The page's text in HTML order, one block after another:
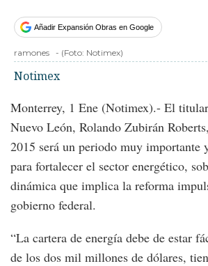
Añadir Expansión Obras en Google
ramones - (Foto: Notimex)
Notimex
Monterrey, 1 Ene (Notimex).- El
Nuevo León, Rolando Zubirán
2015 será un periodo muy importante
para fortalecer el sector energético,
dinámica que implica la reforma
gobierno federal.
“La cartera de energía debe de estar
de los dos mil millones de dólares,